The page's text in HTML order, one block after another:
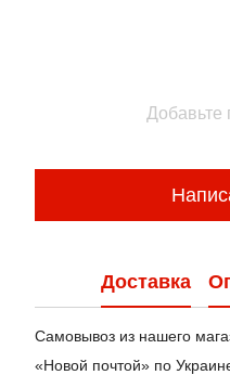
Добавьте
Доставка
Самовывоз из нашего
«Новой почтой» по